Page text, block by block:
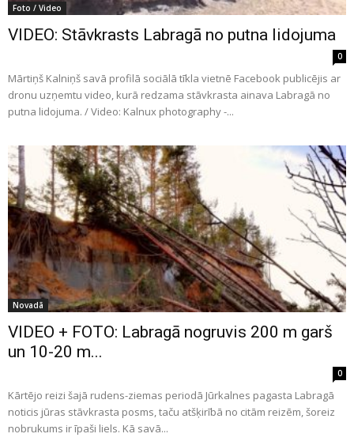
Foto / Video
VIDEO: Stāvkrasts Labragā no putna lidojuma
0
Mārtiņš Kalniņš savā profilā sociālā tīkla vietnē Facebook publicējis ar
dronu uzņemtu video, kurā redzama stāvkrasta ainava Labragā no
putna lidojuma. / Video: Kalnux photography -...
Novadā
VIDEO + FOTO: Labragā nogruvis 200 m garš
un 10-20 m...
0
Kārtējo reizi šajā rudens-ziemas periodā Jūrkalnes pagasta Labragā
noticis jūras stāvkrasta posms, taču atšķirībā no citām reizēm, šoreiz
nobrukums ir īpaši liels. Kā savā...